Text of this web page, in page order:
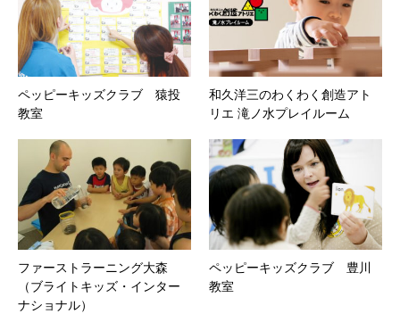
ペッピーキッズクラブ 猿投
教室
和久洋三のわくわく創造アト
リエ 滝ノ水プレイルーム
ファーストラーニング大森
（ブライトキッズ・インター
ナショナル）
ペッピーキッズクラブ 豊川
教室